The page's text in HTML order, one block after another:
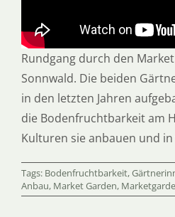
Rundgang durch den
Sonnwald. Die beiden
in den letzten Jahren
die Bodenfruchtbarkeit am
Kulturen sie anbauen und
Tags: Bodenfruchtbarkeit,
Anbau, Market Garden,